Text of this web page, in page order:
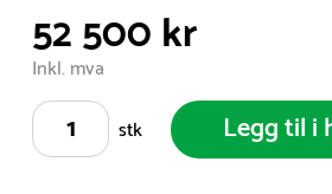
52 500 kr
Inkl. mva
stk
Legg til i